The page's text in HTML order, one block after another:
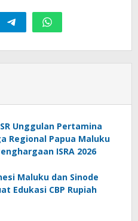
Unggulan Pertamina
Regional Papua Maluku
ISRA 2026
Maluku dan Sinode
Edukasi CBP Rupiah